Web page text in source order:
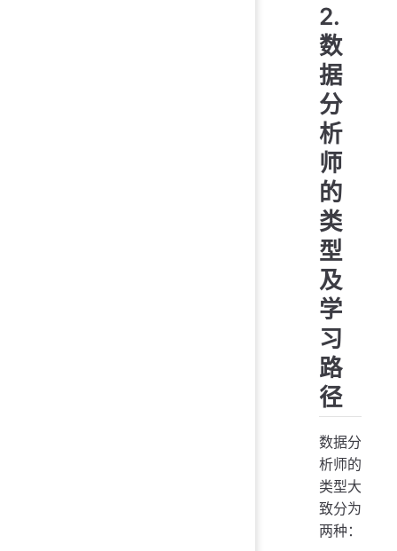
2.
数
据
分
析
师
的
类
型
及
学
习
路
径
数据分
析师的
类型大
致分为
两种：